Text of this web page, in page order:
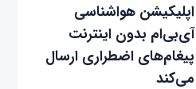
اپلیکیشن هواشناسی
آی‌بی‌ام بدون اینترنت
پیغام‌های اضطراری ارسال
می‌کند